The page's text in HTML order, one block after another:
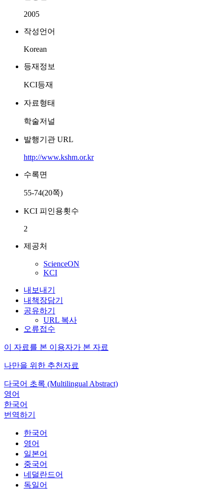
2005
작성언어
Korean
등재정보
KCI등재
자료형태
학술저널
발행기관 URL
http://www.kshm.or.kr
수록면
55-74(20쪽)
KCI 피인용횟수
2
제공처
ScienceON
KCI
내보내기
내책장담기
공유하기
URL 복사
오류접수
이 자료를 본 이용자가 본 자료
나만을 위한 추천자료
다국어 초록 (Multilingual Abstract)
영어
한국어
번역하기
한국어
영어
일본어
중국어
네덜란드어
독일어